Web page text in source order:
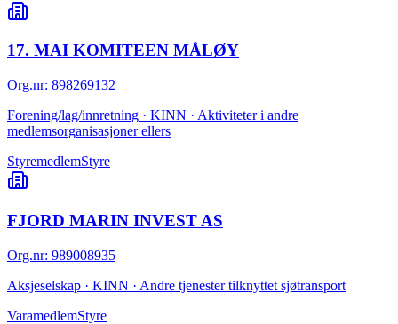
17. MAI KOMITEEN MÅLØY
Org.nr: 898269132
Forening/lag/innretning · KINN · Aktiviteter i andre
medlemsorganisasjoner ellers
StyremedlemStyre
FJORD MARIN INVEST AS
Org.nr: 989008935
Aksjeselskap · KINN · Andre tjenester tilknyttet sjøtransport
VaramedlemStyre